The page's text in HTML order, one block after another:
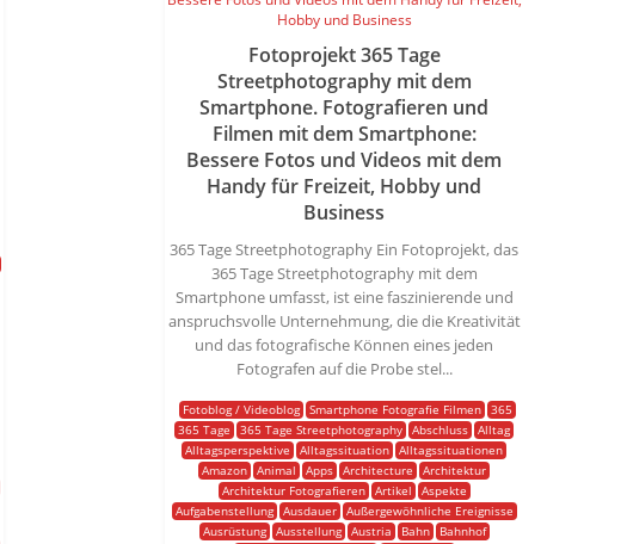
Fotoprojekt 365 Tage
Streetphotography mit dem
Smartphone. Fotografieren und
Filmen mit dem Smartphone:
Bessere Fotos und Videos mit dem
Handy für Freizeit, Hobby und
Business
365 Tage Streetphotography Ein Fotoprojekt, das
365 Tage Streetphotography mit dem
Smartphone umfasst, ist eine faszinierende und
anspruchsvolle Unternehmung, die die Kreativität
und das fotografische Können eines jeden
Fotografen auf die Probe stel...
Fotoblog / Videoblog Smartphone Fotografie Filmen
365
365 Tage
365 Tage Streetphotography Abschluss Alltag
Alltagsperspektive
Alltagssituation Alltagssituationen
Amazon Animal Apps Architecture
Architektur
Architektur Fotografieren
Artikel
Aspekte
Aufgabenstellung
Ausdauer
Außergewöhnliche Ereignisse
Ausrüstung
Ausstellung Austria Bahn
Bahnhof